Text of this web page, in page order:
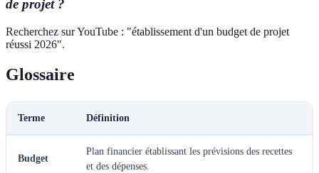
de projet ?
Recherchez sur YouTube : "établissement d'un budget de projet
réussi 2026".
Glossaire
Terme Définition
Budget
Plan financier établissant les prévisions des recettes
et des dépenses.